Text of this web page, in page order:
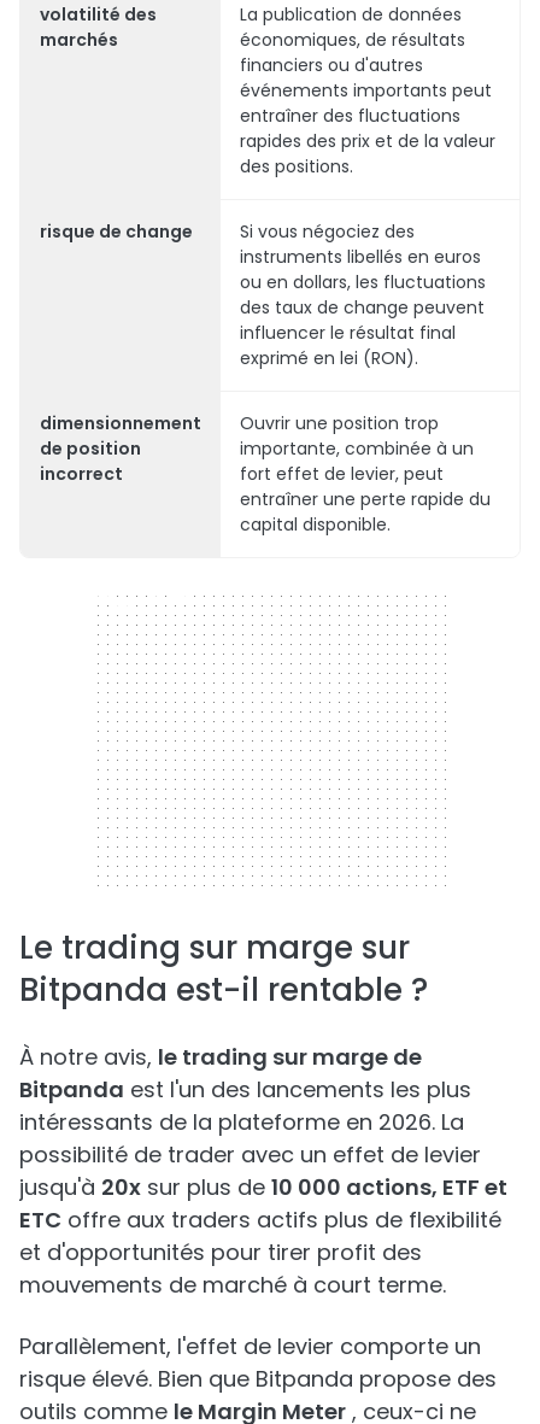
volatilité des
marchés
La publication de données
économiques, de résultats
financiers ou d'autres
événements importants peut
entraîner des fluctuations
rapides des prix et de la valeur
des positions.
risque de change
Si vous négociez des
instruments libellés en euros
ou en dollars, les fluctuations
des taux de change peuvent
influencer le résultat final
exprimé en lei (RON).
dimensionnement
de position
incorrect
Ouvrir une position trop
importante, combinée à un
fort effet de levier, peut
entraîner une perte rapide du
capital disponible.
300 x 250
Le trading sur marge sur
Bitpanda est-il rentable ?
À notre avis, le trading sur marge de
Bitpanda est l'un des lancements les plus
intéressants de la plateforme en 2026. La
possibilité de trader avec un effet de levier
jusqu'à 20x sur plus de 10 000 actions, ETF et
ETC offre aux traders actifs plus de flexibilité
et d'opportunités pour tirer profit des
mouvements de marché à court terme.
Parallèlement, l'effet de levier comporte un
risque élevé. Bien que Bitpanda propose des
outils comme le Margin Meter , ceux-ci ne